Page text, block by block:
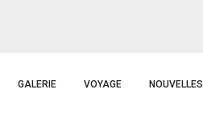
GALERIE VOYAGE NOUVELLES